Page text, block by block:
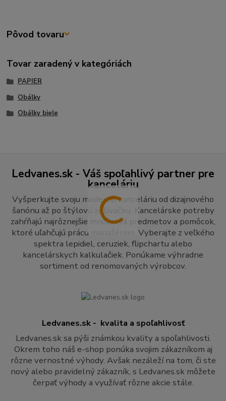
Pôvod tovaru
Tovar zaradený v kategóriách
PAPIER
Obálky
Obálky biele
Ledvanes.sk - Váš spoľahlivý partner pre
kanceláriu
Vyšperkujte svoju modernú kanceláriu od dizajnového
šanónu až po štýlovú zošívačku. Kancelárske potreby
zahŕňajú najrôznejšie množstvá predmetov a pomôcok,
ktoré uľahčujú prácu manažérom. Vyberajte z veľkého
spektra lepidiel, ceruziek, flipchartu alebo
kancelárskych kalkulačiek. Ponúkame výhradne
sortiment od renomovaných výrobcov.
Ledvanes.sk - kvalita a spoľahlivosť
Ledvanes.sk sa pýši známkou kvality a spoľahlivosti.
Okrem toho náš e-shop ponúka svojim zákazníkom aj
rôzne vernostné výhody. Avšak nezáleží na tom, či ste
nový alebo pravidelný zákazník, s Ledvanes.sk môžete
čerpať výhody a využívať rôzne akcie stále.